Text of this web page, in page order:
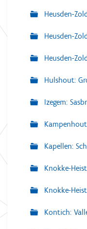
Heusden-
Heusden-
Heusden-
Hulshout:
Izegem:
Kapellen:
Knokke-
Knokke-
Kontich: